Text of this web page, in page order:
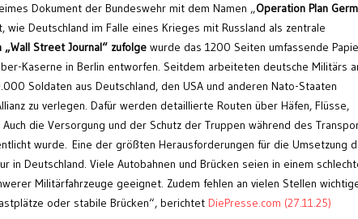
Dokument der Bundeswehr mit dem Namen „Operation Plan
wie Deutschland im Falle eines Krieges mit Russland als zentrale
„Wall Street Journal“ zufolge wurde das 1200 Seiten umfassende
Kaserne in Berlin entworfen. Seitdem arbeiteten deutsche Militärs
Soldaten aus Deutschland, den USA und anderen Nato-Staaten
zu verlegen. Dafür werden detaillierte Routen über Häfen, Flüsse,
die Versorgung und der Schutz der Truppen während des
wurde. Eine der größten Herausforderungen für die Umsetzung
in Deutschland. Viele Autobahnen und Brücken seien in einem
Militärfahrzeuge geeignet. Zudem fehlen an vielen Stellen
oder stabile Brücken“, berichtet DiePresse.com (27.11.25)